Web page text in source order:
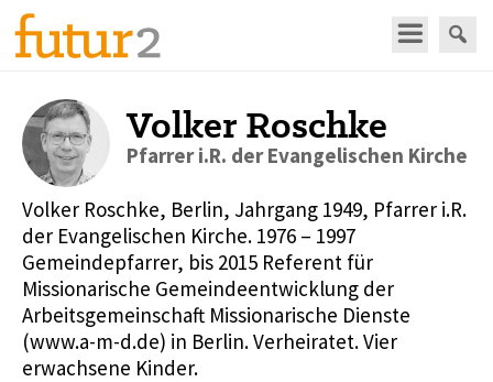
Volker Roschke
Pfarrer i.R. der Evangelischen Kirche
Volker Roschke, Berlin, Jahrgang 1949, Pfarrer i.R.
der Evangelischen Kirche. 1976 – 1997
Gemeindepfarrer, bis 2015 Referent für
Missionarische Gemeindeentwicklung der
Arbeitsgemeinschaft Missionarische Dienste
(www.a-m-d.de) in Berlin. Verheiratet. Vier
erwachsene Kinder.